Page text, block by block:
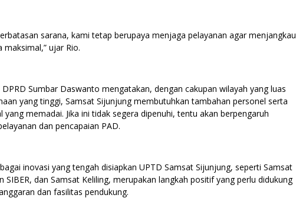
sarana, kami tetap berupaya menjaga pelayanan agar menjangkau
ujar Rio.
Sumbar Daswanto mengatakan, dengan cakupan wilayah yang luas
yang tinggi, Samsat Sijunjung membutuhkan tambahan personel serta
yang memadai. Jika ini tidak segera dipenuhi, tentu akan berpengaruh
dan pencapaian PAD.
inovasi yang tengah disiapkan UPTD Samsat Sijunjung, seperti Samsat
SIBER, dan Samsat Keliling, merupakan langkah positif yang perlu didukung
dan fasilitas pendukung.